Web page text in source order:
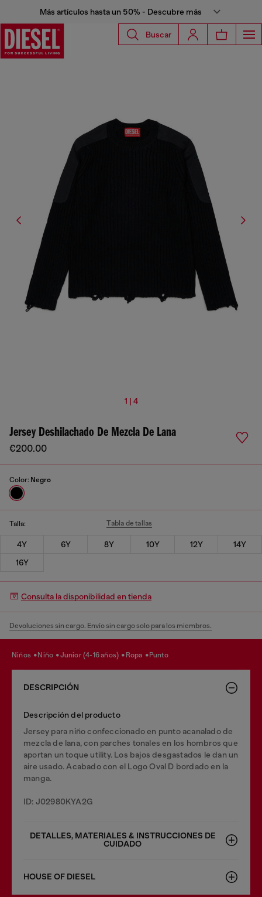
Más artículos hasta un 50% - Descubre más
Buscar
1 | 4
Jersey Deshilachado De Mezcla De Lana
€200.00
Color: Negro
Talla: Tabla de tallas
4Y 6Y 8Y 10Y 12Y
14Y
16Y
Consulta la disponibilidad en tienda
Devoluciones sin cargo. Envío sin cargo solo para los miembros.
niños niño junior (4-16 años) ropa punto
DESCRIPCIÓN
Descripción del producto
Jersey para niño confeccionado en punto acanalado de
mezcla de lana, con parches tonales en los hombros que
aportan un toque utility. Los bajos desgastados le dan un
aire usado. Acabado con el Logo Oval D bordado en la
manga.
ID: J02980KYA2G
DETALLES, MATERIALES & INSTRUCCIONES DE
CUIDADO
HOUSE OF DIESEL